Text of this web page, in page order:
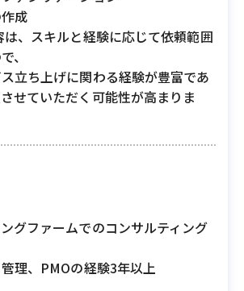
成
、スキルと経験に応じて依頼範囲
、
立ち上げに関わる経験が豊富であ
せていただく可能性が高まりま
グファームでのコンサルティング
理、PMOの経験3年以上